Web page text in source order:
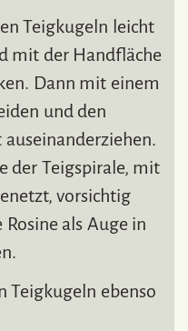
Teigkugeln leicht
mit der Handfläche
Dann mit einem
und den
der Teigspirale, mit
vorsichtig
Rosine als Auge in
Teigkugeln ebenso